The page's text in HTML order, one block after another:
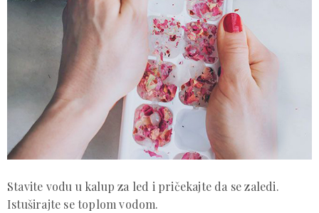
Stavite vodu u kalup za led i pričekajte da se zaledi.
Istuširajte se toplom vodom.